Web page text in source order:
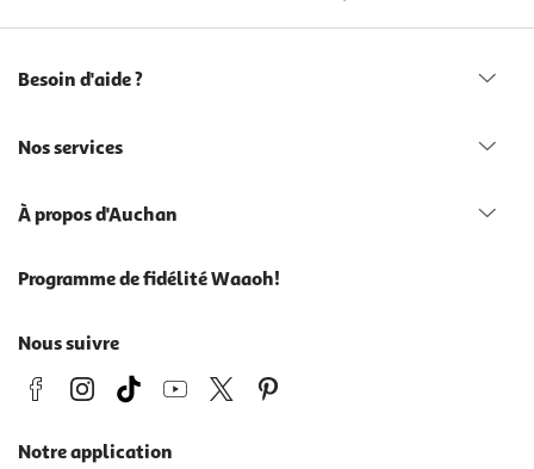
Besoin d'aide ?
Nos services
À propos d'Auchan
Programme de fidélité Waaoh!
Nous suivre
Notre application